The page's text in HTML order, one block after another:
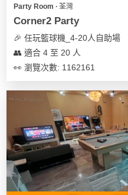
遊
艇
出
Party Room ∙ 荃灣
Corner2 Party
🎉 任玩籃球機_4-20人自助場
👥 適合 4 至 20 人
👀 瀏覽次數: 1162161